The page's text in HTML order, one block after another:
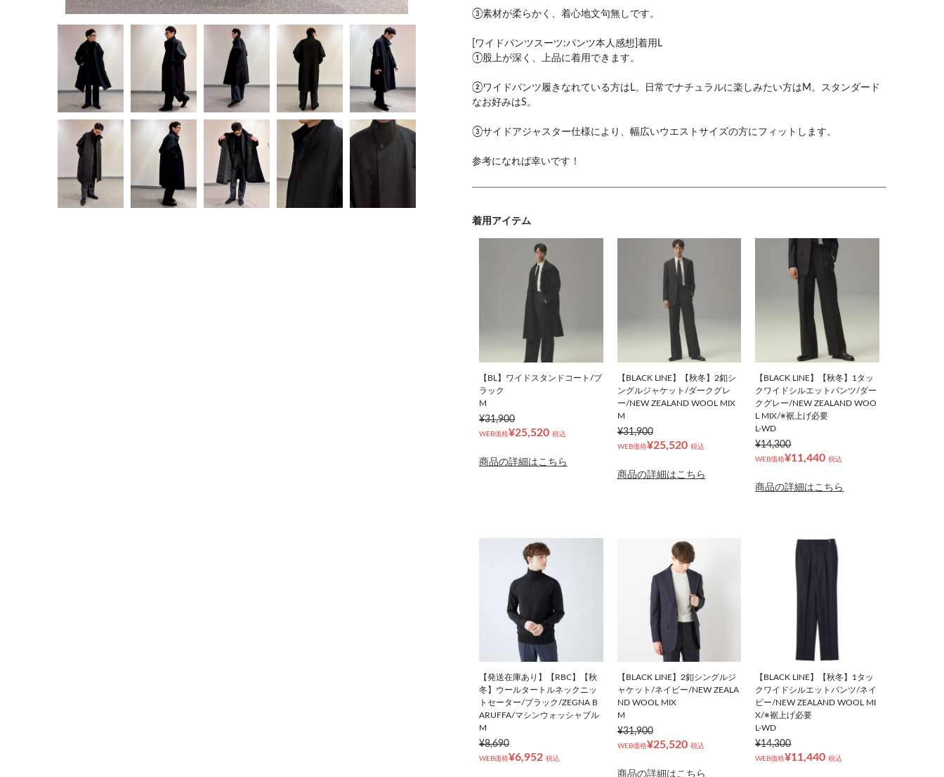
③素材が柔らかく、着心地文句無しです。
[ワイドパンツスーツ:パンツ本人感想]着用L
①股上が深く、上品に着用できます。
②ワイドパンツ履きなれている方はL。日常でナチュラルに楽しみたい方はM。スタンダード
なお好みはS。
③サイドアジャスター仕様により、幅広いウエストサイズの方にフィットします。
参考になれば幸いです！
着用アイテム
【BL】ワイドスタンドコート/ブ
ラック
M
¥31,900
WEB価格¥25,520 税込
商品の詳細はこちら
【BLACK LINE】【秋冬】2釦シ
ングルジャケット/ダークグレ
ー/NEW ZEALAND WOOL MIX
M
¥31,900
WEB価格¥25,520 税込
商品の詳細はこちら
【BLACK LINE】【秋冬】1タッ
クワイドシルエットパンツ/ダー
クグレー/NEW ZEALAND WOO
L MIX/※裾上げ必要
L-WD
¥14,300
WEB価格¥11,440 税込
商品の詳細はこちら
【発送在庫あり】【RBC】【秋
冬】ウールタートルネックニッ
トセーター/ブラック/ZEGNA B
ARUFFA/マシンウォッシャブル
M
¥8,690
WEB価格¥6,952 税込
【BLACK LINE】2釦シングルジ
ャケット/ネイビー/NEW ZEALA
ND WOOL MIX
M
¥31,900
WEB価格¥25,520 税込
商品の詳細はこちら
【BLACK LINE】【秋冬】1タッ
クワイドシルエットパンツ/ネイ
ビー/NEW ZEALAND WOOL MI
X/※裾上げ必要
L-WD
¥14,300
WEB価格¥11,440 税込